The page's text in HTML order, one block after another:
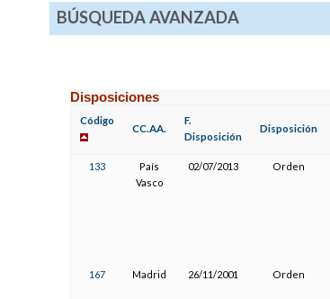
BÚSQUEDA AVANZADA
Disposiciones
Código
CC.AA.
F.
Disposición
Disposición
133
País
Vasco
02/07/2013 Orden
167 Madrid 26/11/2001 Orden